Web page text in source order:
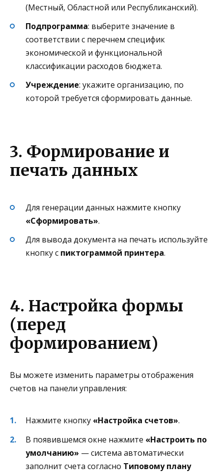
(Местный, Областной или Республиканский).
Подпрограмма: выберите значение в
соответствии с перечнем специфик
экономической и функциональной
классификации расходов бюджета.
Учреждение: укажите организацию, по
которой требуется сформировать данные.
3. Формирование и
печать данных
Для генерации данных нажмите кнопку
«Сформировать».
Для вывода документа на печать используйте
кнопку с пиктограммой принтера.
4. Настройка формы
(перед
формированием)
Вы можете изменить параметры отображения
счетов на панели управления:
Нажмите кнопку «Настройка счетов».
В появившемся окне нажмите «Настроить по
умолчанию» — система автоматически
заполнит счета согласно Типовому плану